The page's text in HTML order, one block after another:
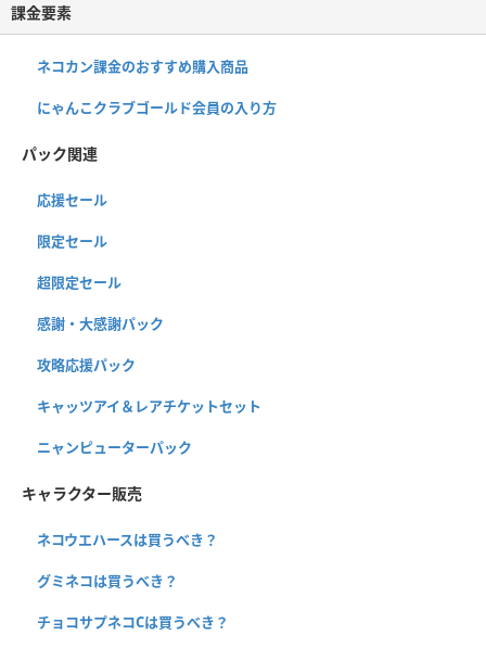
課金要素
ネコカン課金のおすすめ購入商品
にゃんこクラブゴールド会員の入り方
パック関連
応援セール
限定セール
超限定セール
感謝・大感謝パック
攻略応援パック
キャッツアイ＆レアチケットセット
ニャンピューターパック
キャラクター販売
ネコウエハースは買うべき？
グミネコは買うべき？
チョコサプネコCは買うべき？